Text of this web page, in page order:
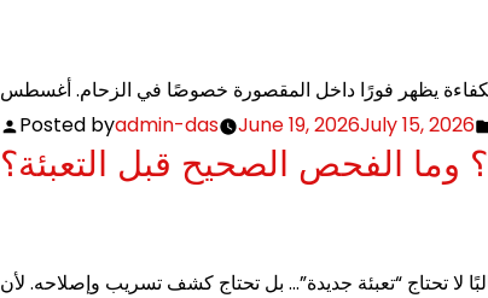
Posted byadmin-das June 19, 2026July 15, 2026
الفحص الصحيح قبل التعبئة؟